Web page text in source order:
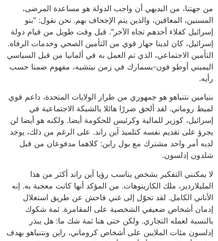
من جهتنا، من البديهي أن واجب الدولة هو مساعدة المرضى،
المسنين، المعاقين، والذين يتم الإجحاف بهم. نحن نقول: "بنو
إسرائيل كفلاء أحدهم تجاه الآخر". قبل وقت طويل من قيام دولة
إسرائيل، كان لدينا جهاز قوي من التأمين الصحي وخدمات الرفاه.
التأمين الاجتماعي، الذي تم العمل به في ألمانيا من قبل السياسي
اليميني أوطو فون-بسمارك في زمن نيتشيه، مفهوم ضمنا حسب
رأيه.
بنيامين نتنياهو هو جمهوري من طراز الولايات المتحدة، داعم قوي
لميط روماني. لقد ألحق ضررًا هائلا بالشبكة الاجتماعية في
إسرائيل، كوزير للمالية وكرئيس للحكومة أيضا. ولكنه هو أيضا لن
يجرؤ على تقديم نفسه كتلميذ آين راند. على الرغم من ذلك، يوجد
لديه أمر واحد مشترك مع بول راين: كلاهما مدفوعان من قبل
شلدون إدلسون.
لا يمكنني التفكير بشخص يناسب رؤيا آين راند أكثر من هذا
المليلاردير، ملك الكازينوهات. من المؤكد أنها كانت معجبة به. إنه
الأناني الكامل. لقد تحوّل إلى غني فاحش عن طريق استغلال
إدمان أشخاص ضعيفي الشخصية على المقامرة. ثمة شكوك
بالنسبة لعمله التجاري. ولكن حتى هنا ثمة شك ما: هل يبذر
إدلسون مئات الملايين على أشخاص كروماني، راين ونتنياهو بهدف